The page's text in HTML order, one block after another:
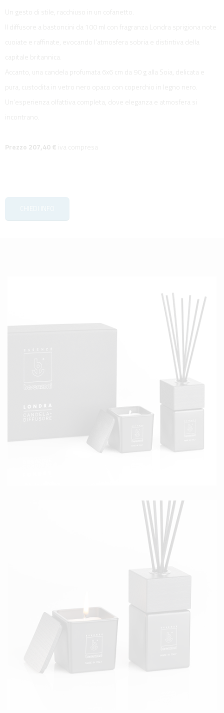
Un gesto di stile, racchiuso in un cofanetto.
Il diffusore a bastoncini da 100 ml con fragranza Londra sprigiona note
cuoiate e raffinate, evocando l’atmosfera sobria e distintiva della
capitale britannica.
Accanto, una candela profumata 6x6 cm da 90 g alla Soia, delicata e
pura, custodita in vetro nero opaco con coperchio in legno nero.
Un’esperienza olfattiva completa, dove eleganza e atmosfera si
incontrano.
Prezzo 207,40 €